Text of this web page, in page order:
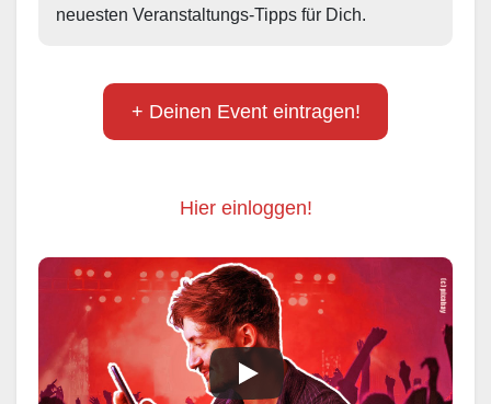
neuesten Veranstaltungs-Tipps für Dich.
+ Deinen Event eintragen!
Hier einloggen!